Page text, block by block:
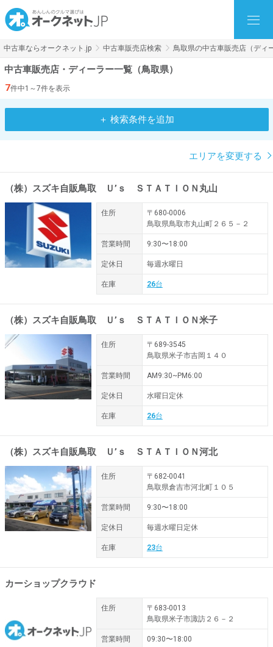
中古車ならオークネット.jp 中古車販売店検索 鳥取県の中古車販売店（ディ
中古車販売店・ディーラー一覧（鳥取県）
7件中1～7件を表示
＋ 検索条件を追加
エリアを変更する
（株）スズキ自販鳥取 Ｕ’ｓ ＳＴＡＴＩＯＮ丸山
住所
〒680-0006
鳥取県鳥取市丸山町２６５－２
営業時間 9:30〜18:00
定休日 毎週水曜日
在庫 26台
（株）スズキ自販鳥取 Ｕ’ｓ ＳＴＡＴＩＯＮ米子
住所
〒689-3545
鳥取県米子市吉岡１４０
営業時間 AM9:30~PM6:00
定休日 水曜日定休
在庫 26台
（株）スズキ自販鳥取 Ｕ’ｓ ＳＴＡＴＩＯＮ河北
住所
〒682-0041
鳥取県倉吉市河北町１０５
営業時間 9:30〜18:00
定休日 毎週水曜日定休
在庫 23台
カーショップクラウド
住所
〒683-0013
鳥取県米子市諏訪２６－２
営業時間 09:30〜18:00